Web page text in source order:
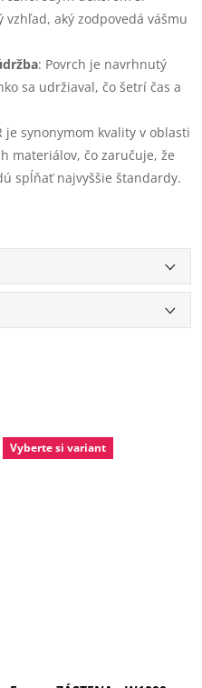
aký zodpovedá vášmu
: Povrch je navrhnutý
sa udržiaval, čo šetrí čas a
je synonymom kvality v oblasti
materiálov, čo zaručuje, že
spĺňať najvyššie štandardy.
Vyberte si variant